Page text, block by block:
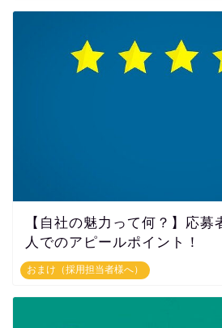
おまけ（採用担当者様へ）
【自社の魅力って何？】応
人でのアピールポイント！